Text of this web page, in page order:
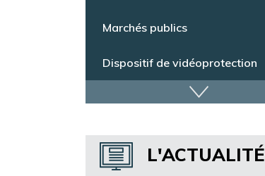
Espace citoyens
Marchés publics
Dispositif de vidéoprotection
Annuaire des services
Annuaire des associations
L'ACTUALITÉ